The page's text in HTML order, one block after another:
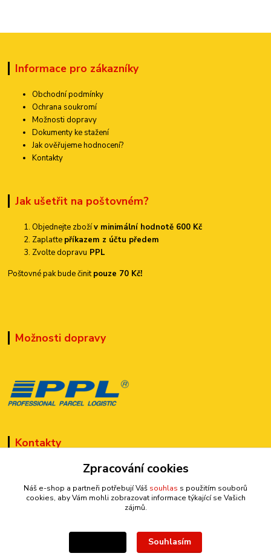
Informace pro zákazníky
Obchodní podmínky
Ochrana soukromí
Možnosti dopravy
Dokumenty ke stažení
Jak ověřujeme hodnocení?
Kontakty
Jak ušetřit na poštovném?
Objednejte zbožív minimální hodnotě 600 Kč
Zaplaťte příkazem z účtu předem
Zvolte dopravu PPL
Poštovné pak bude činitpouze 70 Kč!
Možnosti dopravy
Kontakty
(Po-Pá, 10-15 hod.)
sedmi@kraska1.cz
Zpracování cookies
Náš e-shop a partneři potřebují Váš souhlas s použitím souborů
cookies, aby Vám mohli zobrazovat informace týkající se Vašich
zájmů.
Souhlasím